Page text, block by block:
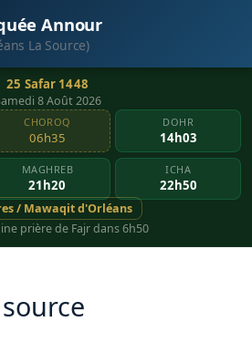
Annour
La Source)
25 Safar 1448
8 Août 2026
CHOROQ
06h35
DOHR
14h03
MAGHREB
21h20
ICHA
22h50
/ Mawaqit d'Orléans
prière de Fajr dans 6h50